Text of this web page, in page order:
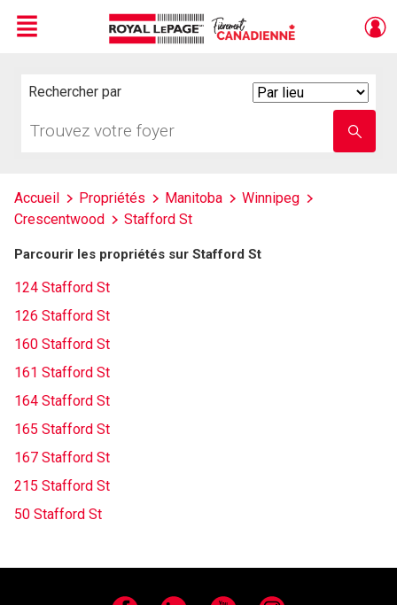
Menu
Rechercher par
votre
nom
Accueil Propriétés Manitoba
Winnipeg
Crescentwood
Stafford St
Parcourir les propriétés sur Stafford St
124 Stafford St
126 Stafford St
160 Stafford St
161 Stafford St
164 Stafford St
165 Stafford St
167 Stafford St
215 Stafford St
50 Stafford St